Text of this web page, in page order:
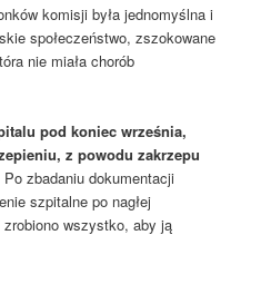
komisji była jednomyślna i
społeczeństwo, zszokowane
nie miała chorób
pod koniec września,
z powodu zakrzepu
Po zbadaniu dokumentacji
szpitalne po nagłej
zrobiono wszystko, aby ją